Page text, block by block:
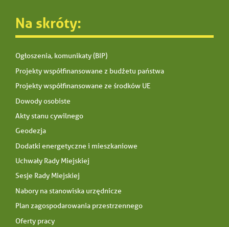
Na skróty:
Ogłoszenia, komunikaty (BIP)
Projekty współfinansowane z budżetu państwa
Projekty współfinansowane ze środków UE
Dowody osobiste
Akty stanu cywilnego
Geodezja
Dodatki energetyczne i mieszkaniowe
Uchwały Rady Miejskiej
Sesje Rady Miejskiej
Nabory na stanowiska urzędnicze
Plan zagospodarowania przestrzennego
Oferty pracy